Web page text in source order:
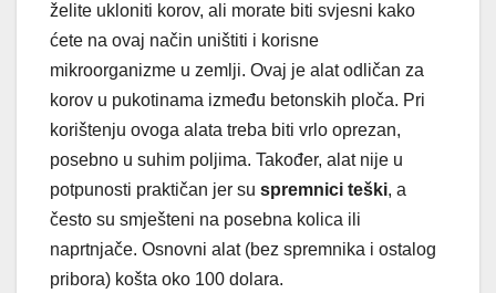
želite ukloniti korov, ali morate biti svjesni kako
ćete na ovaj način uništiti i korisne
mikroorganizme u zemlji. Ovaj je alat odličan za
korov u pukotinama između betonskih ploča. Pri
korištenju ovoga alata treba biti vrlo oprezan,
posebno u suhim poljima. Također, alat nije u
potpunosti praktičan jer su spremnici teški, a
često su smješteni na posebna kolica ili
naprtnjače. Osnovni alat (bez spremnika i ostalog
pribora) košta oko 100 dolara.